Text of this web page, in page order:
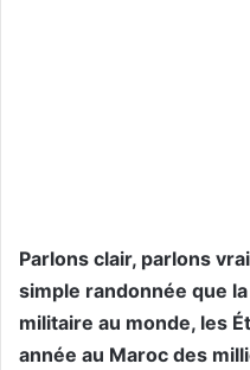
Parlons clair, parlons
simple randonnée que
militaire au monde, les
année au Maroc des